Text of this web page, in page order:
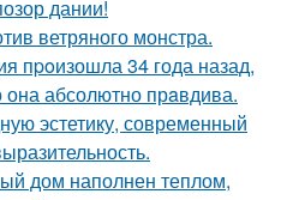
дании!
ветряного монстра.
пpoизошла 34 года назад,
она абсолютно прaвдива.
эстетику, современный
дом наполнен теплом,